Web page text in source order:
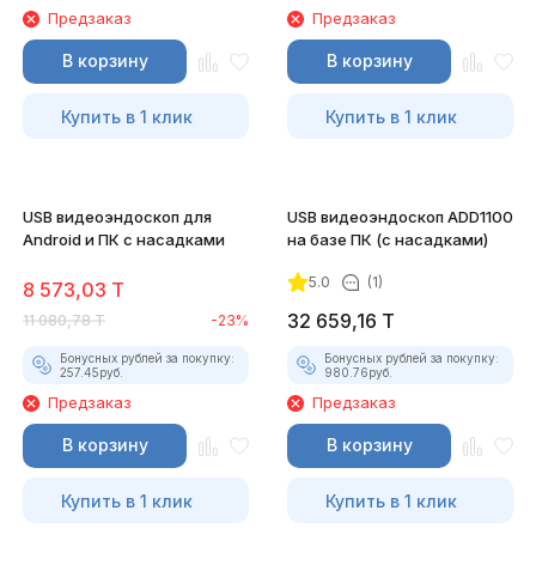
Предзаказ
В корзину
Купить в 1 клик
Предзаказ
В корзину
Купить в 1 клик
USB видеоэндоскоп для
Android и ПК с насадками
8 573,03 T
11 080,78 T -23%
Бонусных рублей за покупку:
257.45руб.
Предзаказ
В корзину
Купить в 1 клик
USB видеоэндоскоп ADD1100
на базе ПК (с насадками)
5.0 (1)
32 659,16 T
Бонусных рублей за покупку:
980.76руб.
Предзаказ
В корзину
Купить в 1 клик